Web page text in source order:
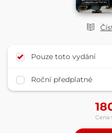
Pouze toto vydání
Roční předplatné
Cena